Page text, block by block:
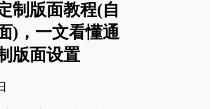
制版面教程(自
)，一文看懂通
版面设置